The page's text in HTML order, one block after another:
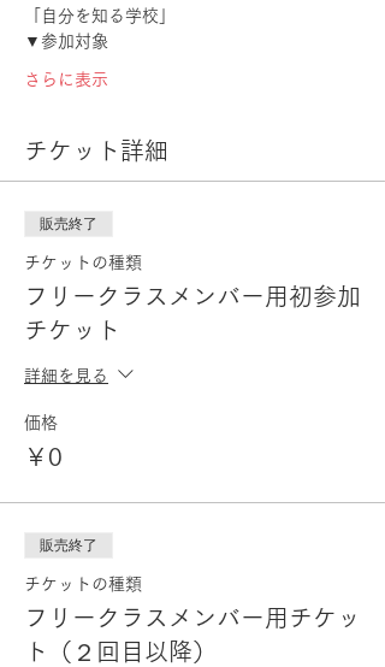
「自分を知る学校」
▼参加対象
さらに表示
チケット詳細
販売終了
チケットの種類
フリークラスメンバー用初参加
チケット
詳細を見る
価格
￥0
販売終了
チケットの種類
フリークラスメンバー用チケッ
ト（２回目以降）